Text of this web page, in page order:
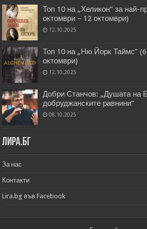
Топ 10 на „Хеликон” за най-
октомври – 12 октомври)
12.10.2025
Топ 10 на „Ню Йорк Таймс”
октомври)
12.10.2025
Добри Станчов: „Душата на
добруджанските равнини“
08.10.2025
Лира.бг
За нас
Контакти
Lira.bg във Facebook